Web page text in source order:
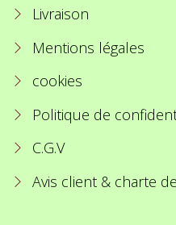
Livraison
Mentions légales
cookies
Politique de
C.G.V
Avis client & charte